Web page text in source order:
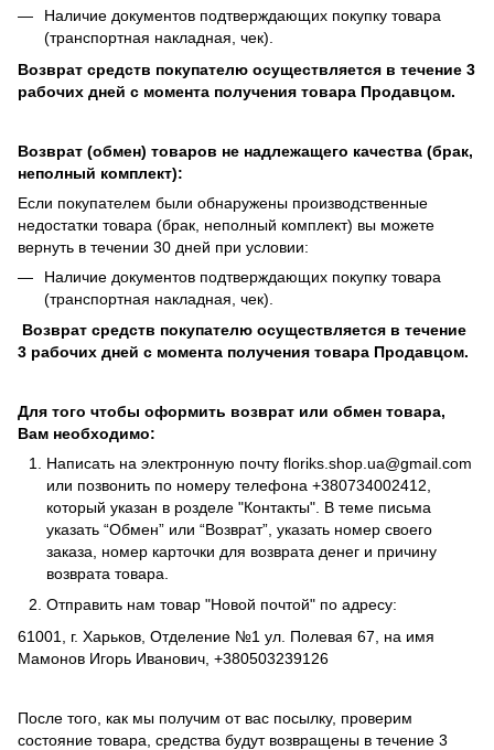
Наличие документов подтверждающих покупку товара
(транспортная накладная, чек).
Возврат средств покупателю осуществляется в течение 3
рабочих дней с момента получения товара Продавцом.
Возврат (обмен) товаров не надлежащего качества (брак,
неполный комплект):
Если покупателем были обнаружены производственные
недостатки товара (брак, неполный комплект) вы можете
вернуть в течении 30 дней при условии:
Наличие документов подтверждающих покупку товара
(транспортная накладная, чек).
Возврат средств покупателю осуществляется в течение
3 рабочих дней с момента получения товара Продавцом.
Для того чтобы оформить возврат или обмен товара,
Вам необходимо:
Написать на электронную почту floriks.shop.ua@gmail.com
или позвонить по номеру телефона +380734002412
который указан в розделе "Контакты" . В теме письма
указать “Обмен” или “Возврат”, указать номер своего
заказа, номер карточки для возврата денег и причину
возврата товара.
Отправить нам товар "Новой почтой" по адресу:
61001, г. Харьков, Отделение №1 ул. Полевая 67, на имя
Мамонов Игорь Иванович, +380503239126
После того, как мы получим от вас посылку, проверим
состояние товара, средства будут возвращены в течение 3